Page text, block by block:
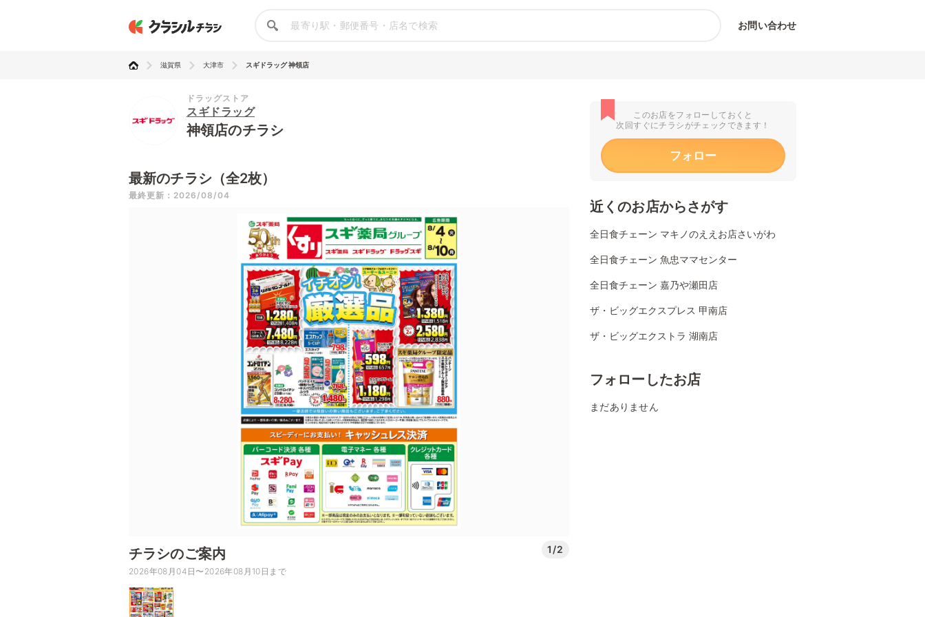
お問い合わせ
滋賀県 大津市 スギドラッグ 神領店
ドラッグストア
スギドラッグ
神領店のチラシ
最新のチラシ（全2枚）
最終更新：2026/08/04
チラシのご案内 1/2
2026年08月04日〜2026年08月10日まで
このお店をフォローしておくと
次回すぐにチラシがチェックできます！
フォロー
近くのお店からさがす
全日食チェーン マキノのええお店さいがわ
全日食チェーン 魚忠ママセンター
全日食チェーン 嘉乃や瀬田店
ザ・ビッグエクスプレス 甲南店
ザ・ビッグエクストラ 湖南店
フォローしたお店
まだありません